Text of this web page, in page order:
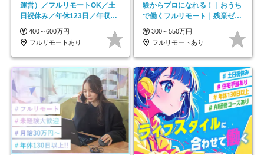
運営）／フルリモートOK／土
日祝休み／年休123日／年収
600万円可
400～600万円
フルリモートあり
験からプロになれる！｜おうち
で働くフルリモート｜残業ゼロ
で18時退勤◎
300～550万円
フルリモートあり